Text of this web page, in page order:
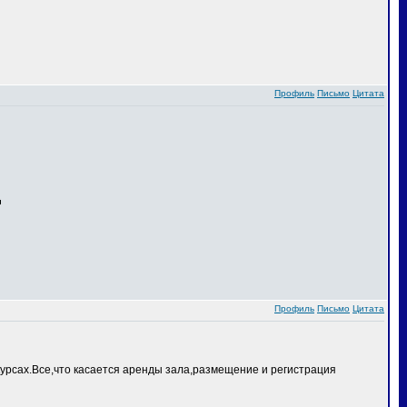
Профиль Письмо Цитата
Профиль Письмо Цитата
касается аренды зала,размещение и регистрация